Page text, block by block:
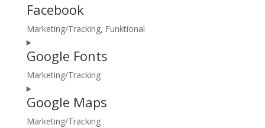
to
service
statistics
Facebook
Marketing/Tracking, Funktional
Consent
to
service
facebook
Google Fonts
Marketing/Tracking
Consent
to
service
Google Maps
Marketing/Tracking